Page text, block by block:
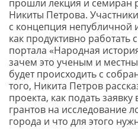
прошли лекция и семиран
Никиты Петрова.
с концепция непубличной
как продуктивно
портала «Народная
зачем это ученым и
будет происходить с
того, Никита Петров
проекта, как подать
грантов на исследование
города и что для этого